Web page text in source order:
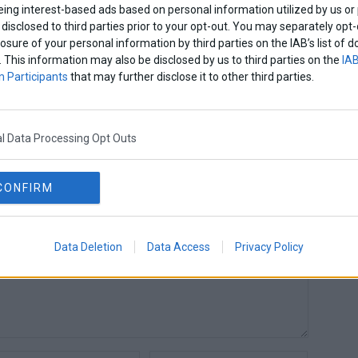
interest-based ads based on personal information utilized by us or
to third parties prior to your opt-out. You may separately
of your personal information by third parties on the IAB’s list of
This information may also be disclosed by us to third parties on the
Participants that may further disclose it to other third parties.
Data Processing Opt Outs
Data Deletion Data Access Privacy Policy
Κωνσταντοπούλου –
Στο 0,6% ο ΣΥΡΙΖΑ